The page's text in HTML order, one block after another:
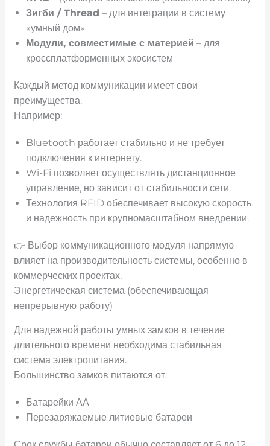
Зигби / Thread – для интеграции в систему
«умный дом»
Модули, совместимые с материей – для
кроссплатформенных экосистем
Каждый метод коммуникации имеет свои
преимущества.
Например:
Bluetooth работает стабильно и не требует
подключения к интернету.
Wi-Fi позволяет осуществлять дистанционное
управление, но зависит от стабильности сети.
Технология RFID обеспечивает высокую скорость
и надежность при крупномасштабном внедрении.
👉 Выбор коммуникационного модуля напрямую
влияет на производительность системы, особенно в
коммерческих проектах.
Энергетическая система (обеспечивающая
непрерывную работу)
Для надежной работы умных замков в течение
длительного времени необходима стабильная
система электропитания.
Большинство замков питаются от:
Батарейки АА
Перезаряжаемые литиевые батареи